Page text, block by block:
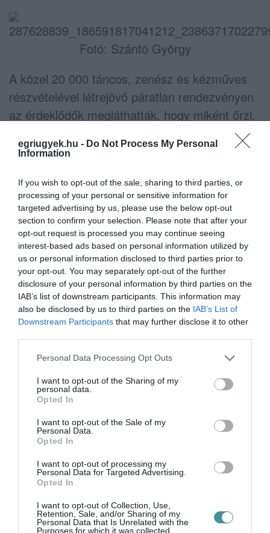
egriugyek.hu - Do Not Process My Personal
Information
If you wish to opt-out of the sale, sharing to third parties, or
processing of your personal or sensitive information for
targeted advertising by us, please use the below opt-out
section to confirm your selection. Please note that after your
opt-out request is processed you may continue seeing
interest-based ads based on personal information utilized by
us or personal information disclosed to third parties prior to
your opt-out. You may separately opt-out of the further
disclosure of your personal information by third parties on the
IAB’s list of downstream participants. This information may
also be disclosed by us to third parties on the IAB’s List of
Downstream Participants that may further disclose it to other
Please note that this website/app uses one or more Google
not limited to your visit or usage behaviour. You may click to
grant or deny consent to Google and its third-party tags to
use your data for below specified purposes in below Google
consent section.
Personal Data Processing Opt Outs
I want to opt-out of the Sharing of my
personal data.
Opted In
I want to opt-out of the Sale of my
Personal Data.
Opted In
I want to opt-out of processing my
Personal Data for Targeted Advertising.
Opted In
I want to opt-out of Collection, Use,
Retention, Sale, and/or Sharing of my
Personal Data that Is Unrelated with the
Purposes for which it was collected.
Fotó: Szántó György
A közel 20 000 táncos, zenész és kézműves
részvételével létrejövő páratlan rendezvényen
az érdeklődők megláthatták, hogy miként őrzi,
egyedülálló, csodálatos népművészetét
Az eseménysorozat egri házigazdája a Lajtha
László Néptáncegyüttes volt.
Fotó: Szántó György
A résztvevő települések: Bőszénfa–
Ropolypuszta, Budapest, Csíkszereda,
Csongrád, Debrecen, Eger, Jászapáti,
Kecskemét, Kozármisleny, Körmend, Lenti,
Marosvásárhely, Nagyida, Nagyvárad,
Nyíregyháza, Pápa, Pécs, Perkő,
Szabadka-Palics, Szamosújvár, Szarvas,
Százhalombatta, Székelyudvarhely,
Székesfehérvár, Szekszárd, Tatabánya,
Vitnyéd